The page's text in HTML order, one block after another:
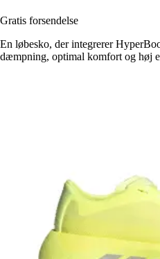
Gratis forsendelse
En løbesko, der integrerer
dæmpning, optimal komfort og høj